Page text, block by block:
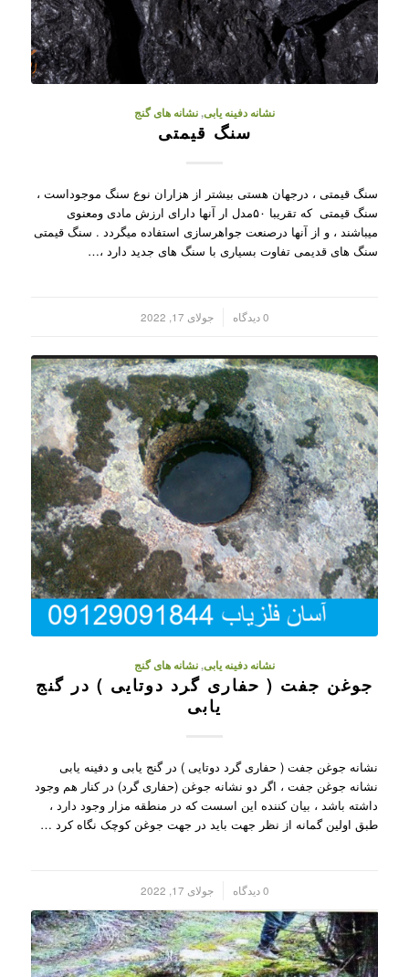
نشانه دفینه یابی,نشانه های گنج
سنگ قیمتی
سنگ قیمتی ، درجهان هستی بیشتر از هزاران نوع سنگ موجوداست ،
سنگ قیمتی که تقریبا ۵۰مدل ار آنها دارای ارزش مادی ومعنوی
میباشند ، و از آنها درصنعت جواهرسازی استفاده میگردد . سنگ قیمتی
سنگ های قدیمی تفاوت بسیاری با سنگ های جدید دارد ،…
0 دیدگاه جولای 17, 2022
نشانه دفینه یابی,نشانه های گنج
جوغن جفت ( حفاری گرد دوتایی ) در گنج
یابی
نشانه جوغن جفت ( حفاری گرد دوتایی ) در گنج یابی و دفینه یابی
نشانه جوغن جفت ، اگر دو نشانه جوغن (حفاری گرد) در کنار هم وجود
داشته باشد ، بیان کننده این اسست که در منطقه مزار وجود دارد ،
طبق اولین گمانه از نظر جهت باید در جهت جوغن کوچک نگاه کرد …
0 دیدگاه جولای 17, 2022